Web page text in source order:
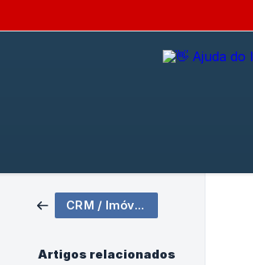
CRM / Imóveis
Artigos relacionados